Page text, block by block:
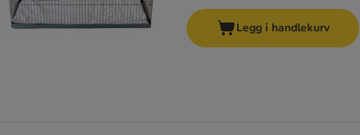
Legg i handlekurv